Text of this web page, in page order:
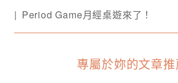
Period Game月經桌遊來了！
專屬於妳的文章推